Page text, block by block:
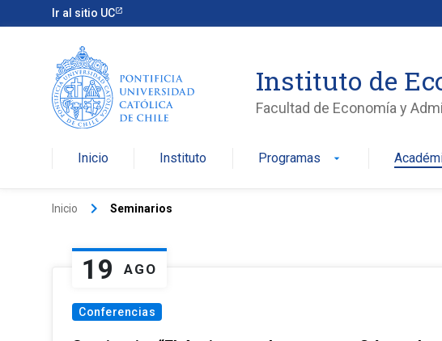
Ir al sitio UC
Instituto de
Facultad de Economía y
Inicio Instituto Programas arrow_drop_down
Inicio keyboard_arrow_right Seminarios
19 AGO
Conferencias